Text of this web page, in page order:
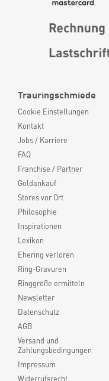
Trauringschmiede
Cookie Einstellungen
Kontakt
Jobs / Karriere
FAQ
Franchise / Partner
Goldankauf
Stores vor Ort
Philosophie
Inspirationen
Lexikon
Ehering verloren
Ring-Gravuren
Ringgröße ermitteln
Newsletter
Datenschutz
AGB
Versand und
Zahlungsbedingungen
Impressum
Widerrufsrecht